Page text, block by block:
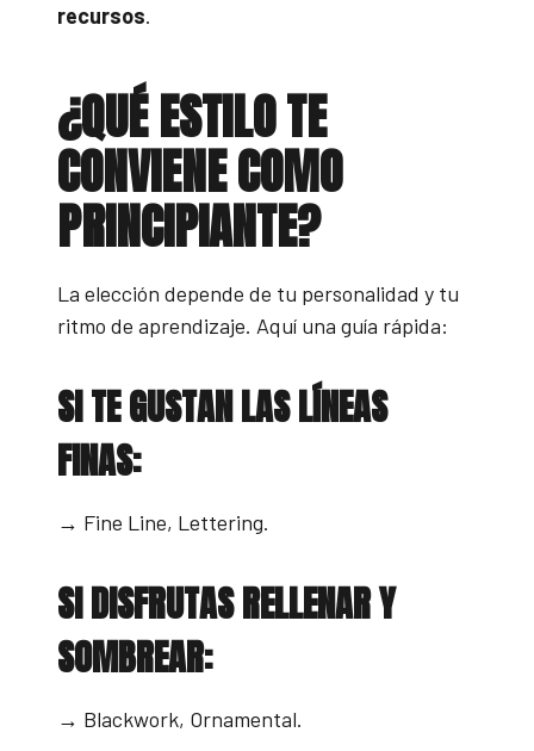
recursos.
¿QUÉ ESTILO TE
CONVIENE COMO
PRINCIPIANTE?
La elección depende de tu personalidad y tu
ritmo de aprendizaje. Aquí una guía rápida:
SI TE GUSTAN LAS LÍNEAS
FINAS:
→ Fine Line, Lettering.
SI DISFRUTAS RELLENAR Y
SOMBREAR:
→ Blackwork, Ornamental.